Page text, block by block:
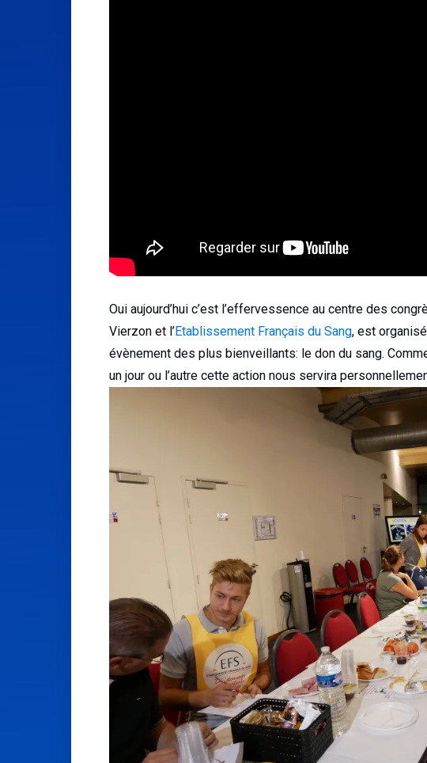
Oui aujourd’hui c’est l’effervessence au centre des
Vierzon et l’Etablissement Français du Sang, est
évènement des plus bienveillants: le don du sang.
un jour ou l’autre cette action nous servira